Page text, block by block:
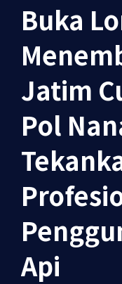
Buka
Jatim
Pol
Api